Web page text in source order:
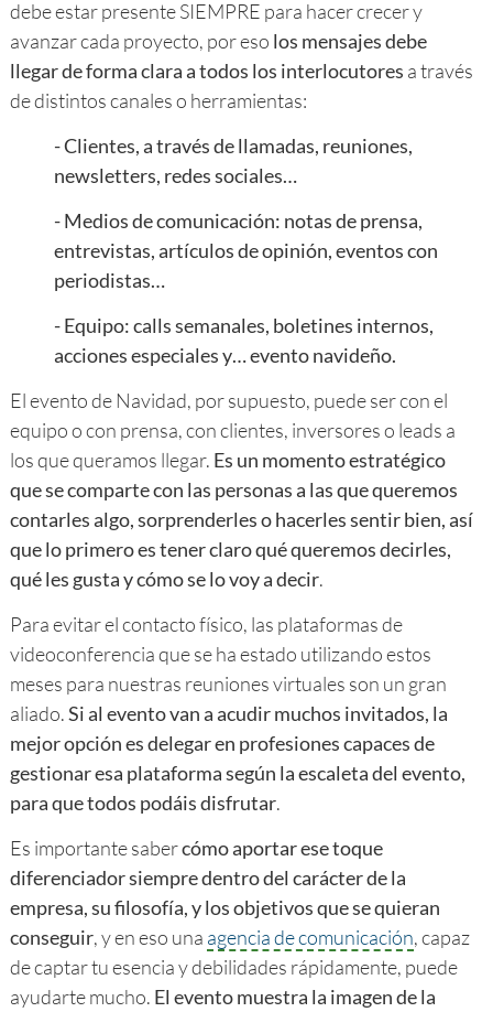
debe estar presente SIEMPRE para hacer crecer y
avanzar cada proyecto, por eso los mensajes debe
llegar de forma clara a todos los interlocutores a través
de distintos canales o herramientas:
-Clientes, a través de llamadas, reuniones,
newsletters, redes sociales…
-Medios de comunicación: notas de prensa,
entrevistas, artículos de opinión, eventos con
periodistas…
-Equipo: calls semanales, boletines internos,
acciones especiales y… evento navideño.
El evento de Navidad, por supuesto, puede ser con el
equipo o con prensa, con clientes, inversores o leads a
los que queramos llegar. Es un momento estratégico
que se comparte con las personas a las que queremos
contarles algo, sorprenderles o hacerles sentir bien, así
que lo primero es tener claro qué queremos decirles,
qué les gusta y cómo se lo voy a decir.
Para evitar el contacto físico, las plataformas de
videoconferencia que se ha estado utilizando estos
meses para nuestras reuniones virtuales son un gran
aliado.Si al evento van a acudir muchos invitados, la
mejor opción es delegar en profesiones capaces de
gestionar esa plataforma según la escaleta del evento,
para que todos podáis disfrutar.
Es importante sabercómo aportar ese toque
diferenciador siempre dentro del carácter de la
empresa, su filosofía, y los objetivos que se quieran
conseguir, y en eso una agencia de comunicación, capaz
de captar tu esencia y debilidades rápidamente, puede
ayudarte mucho. El evento muestra la imagen de la